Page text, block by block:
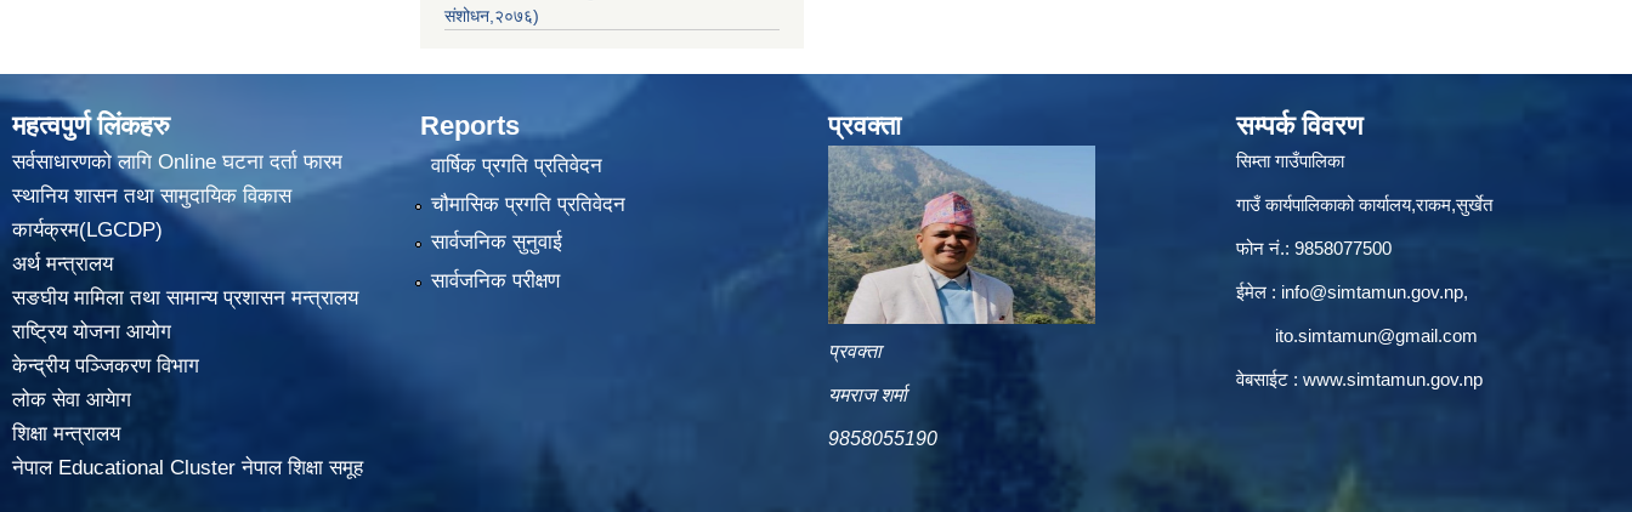
संशोधन,२०७६)
महत्वपुर्ण लिंकहरु
सर्वसाधारणको लागि Online घटना दर्ता फारम
स्थानिय शासन तथा सामुदायिक विकास
कार्यक्रम(LGCDP)
अर्थ मन्त्रालय
सङघीय मामिला तथा सामान्य प्रशासन मन्त्रालय
राष्ट्रिय योजना आयोग
केन्द्रीय पञ्जिकरण विभाग
लोक सेवा आयेाग
शिक्षा मन्त्रालय
नेपाल Educational Cluster नेपाल शिक्षा समूह
Reports
वार्षिक प्रगति प्रतिवेदन
चौमासिक प्रगति प्रतिवेदन
सार्वजनिक सुनुवाई
सार्वजनिक परीक्षण
प्रवक्ता
प्रवक्ता
यमराज शर्मा
9858055190
सम्पर्क विवरण
सिम्ता गाउँपालिका
गाउँ कार्यपालिकाको कार्यालय,राकम,सुर्खेत
फोन नं.: 9858077500
ईमेल‌ : info@simtamun.gov.np,
ito.simtamun@gmail.com
वेबसाईट : www.simtamun.gov.np